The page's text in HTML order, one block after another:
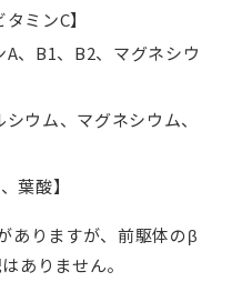
ミンC】
、B1、B2、マグネシウ
ウム、マグネシウム、
葉酸】
ありますが、前駆体のβ
ありません。